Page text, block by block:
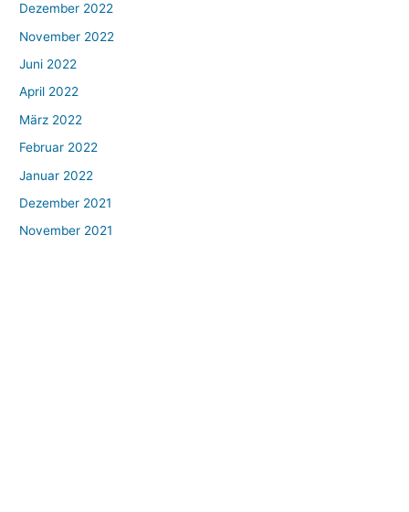
Dezember 2022
November 2022
Juni 2022
April 2022
März 2022
Februar 2022
Januar 2022
Dezember 2021
November 2021